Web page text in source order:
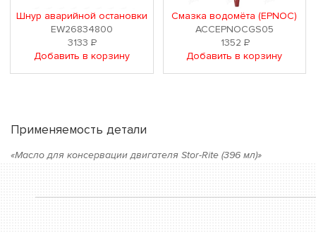
Шнур аварийной остановки
EW26834800
3133Р
Добавить в корзину
Смазка водомёта (EPNOC)
ACCEPNOCGS05
1352 Р
Добавить в корзину
Применяемость детали
«Масло для консервации двигателя Stor-Rite (396 мл)»